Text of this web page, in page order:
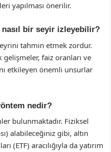
yapılması önerilir.
nasıl bir seyir izleyebilir?
tahmin etmek zordur.
faiz oranları ve
etkileyen önemli unsurlar
nedir?
bulunmaktadır. Fiziksel
alabileceğiniz gibi, altın
(ETF) aracılığıyla da yatırım